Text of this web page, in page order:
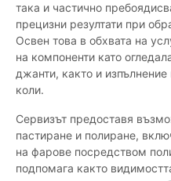
така и частично
прецизни резултати при
Освен това в обхвата на
на компоненти като
джанти, както и
коли.
Сервизът предоставя
пастиране и полиране,
на фарове посредством
подпомага както